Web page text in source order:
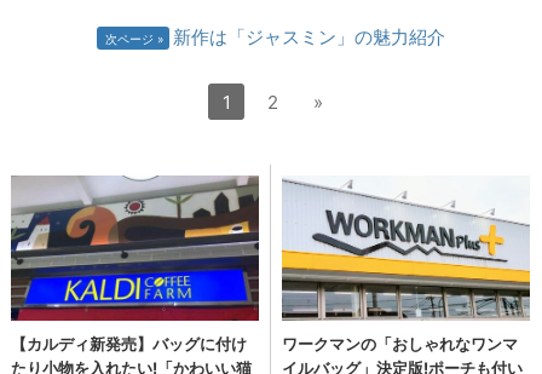
次ページ 新作は「ジャスミン」の魅力紹介
1 2 »